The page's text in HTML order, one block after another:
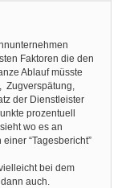
Faktoren die den
Ablauf müsste
Zugverspätung,
der Dienstleister
prozentuell
wo es an
“Tagesbericht”
bei dem
auch.